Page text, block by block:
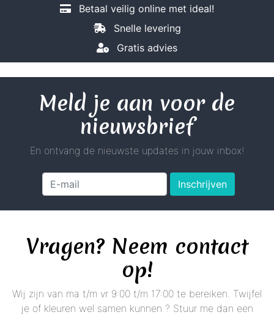
Betaal veilig online met ideal!
Snelle levering
Gratis advies
Meld je aan voor de
nieuwsbrief
En ontvang de nieuwste updates in jouw inbox!
Inschrijven
Vragen? Neem contact
op!
Wij zijn van ma t/m vr 9:00 t/m 17:00 te bereiken. Twijfel
je of kleuren wel samen kunnen ? Stuur me dan een